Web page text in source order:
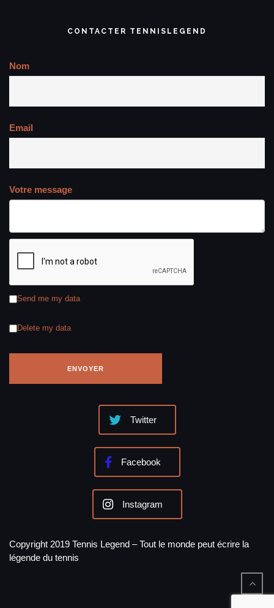
CONTACTER TENNISLEGEND
Nom
Email
Votre message
Send me my data
Delete my data
Twitter
Facebook
Instagram
Copyright 2019 Tennis Legend – Tout le monde peut écrire la
légende du tennis